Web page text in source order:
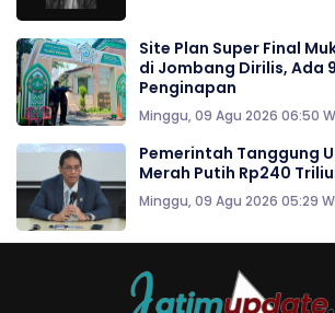
Site Plan Super Final
di Jombang Dirilis, Ada
Penginapan
Minggu, 09 Agu 2026 06:50
Pemerintah Tanggung
Merah Putih Rp240
Minggu, 09 Agu 2026 05:29